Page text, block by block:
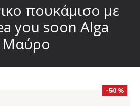
πουκάμισο με
you soon Alga
Μαύρο
-50 %